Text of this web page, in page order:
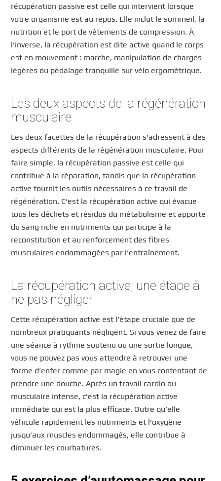
récupération passive est celle qui intervient lorsque
votre organisme est au repos. Elle inclut le sommeil, la
nutrition et le port de vêtements de compression. À
l’inverse, la récupération est dite active quand le corps
est en mouvement : marche, manipulation de charges
légères ou pédalage tranquille sur vélo ergométrique.
Les deux aspects de la régénération
musculaire
Les deux facettes de la récupération s’adressent à des
aspects différents de la régénération musculaire. Pour
faire simple, la récupération passive est celle qui
contribue à la réparation, tandis que la récupération
active fournit les outils nécessaires à ce travail de
régénération. C’est la récupération active qui évacue
tous les déchets et résidus du métabolisme et apporte
du sang riche en nutriments qui participe à la
reconstitution et au renforcement des fibres
musculaires endommagées par l’entraînement.
La récupération active, une étape à
ne pas négliger
Cette récupération active est l’étape cruciale que de
nombreux pratiquants négligent. Si vous venez de faire
une séance à rythme soutenu ou une sortie longue,
vous ne pouvez pas vous attendre à retrouver une
forme d’enfer comme par magie en vous contentant de
prendre une douche. Après un travail cardio ou
musculaire intense, c’est la récupération active
immédiate qui est la plus efficace. Outre qu’elle
véhicule rapidement les nutriments et l’oxygène
jusqu’aux muscles endommagés, elle contribue à
diminuer les courbatures.